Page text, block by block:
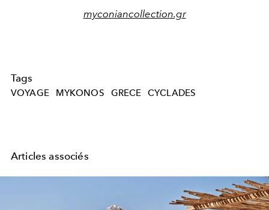
myconiancollection.gr
Tags
VOYAGE MYKONOS GRECE CYCLADES
Articles associés